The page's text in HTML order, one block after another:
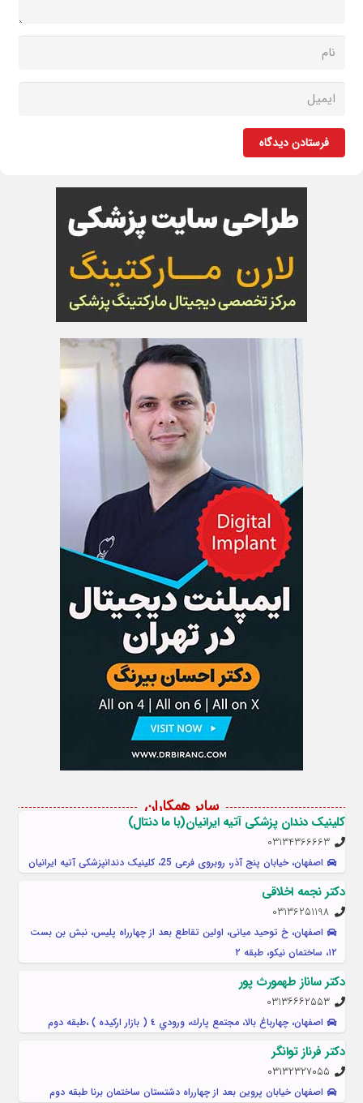
فرستادن دیدگاه
سایر همکاران
کلینیک دندان پزشکی آتیه ایرانیان(با ما دنتال)
03134366663
اصفهان، خیابان پنج آذر، روبروی فرعی 25، کلينيک دندانپزشکی آتیه ایرانیان
دکتر نجمه اخلاقی
03136251198
اصفهان، خ توحید میانی، اولین تقاطع بعد از چهارراه پلیس، نبش بن بست
۱۲، ساختمان نیکو، طبقه ۲
دکتر ساناز طهمورث پور
031٣٦٦٦٢٥٥٣
اصفهان، چهارباغ بالا، مجتمع پارك، ورودي ٤ ( بازار اركيده ) ،طبقه دوم
دکتر فرناز توانگر
۰۳۱۳۲۳۲۷۰۵۵
اصفهان خیابان پروین بعد از چهارراه دشتستان ساختمان برنا طبقه دوم